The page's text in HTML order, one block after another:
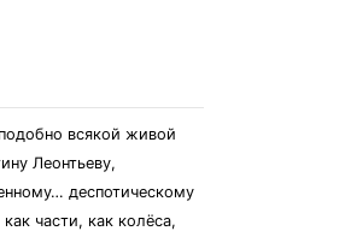
всякой живой
Леонтьеву,
деспотическому
части, как колёса,